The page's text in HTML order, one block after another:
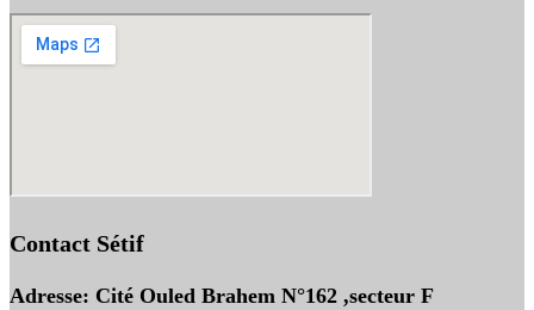
Contact Sétif
Adresse: Cité Ouled Brahem N°162 ,secteur F